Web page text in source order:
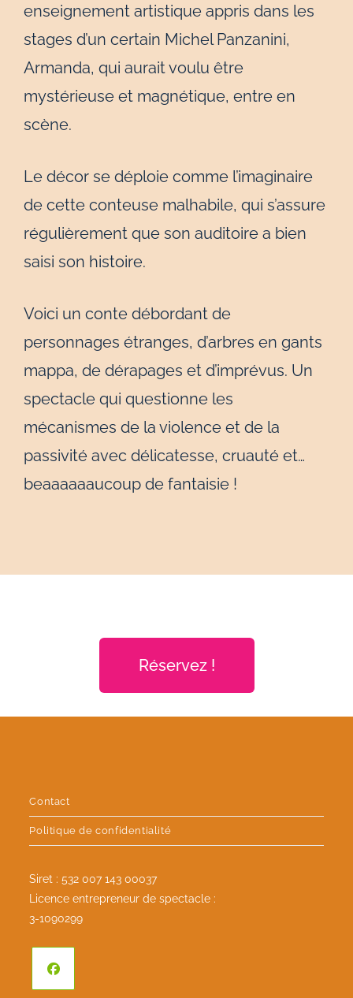
enseignement artistique appris dans les
stages d’un certain Michel Panzanini,
Armanda, qui aurait voulu être
mystérieuse et magnétique, entre en
scène.
Le décor se déploie comme l’imaginaire
de cette conteuse malhabile, qui s’assure
régulièrement que son auditoire a bien
saisi son histoire.
Voici un conte débordant de
personnages étranges, d’arbres en gants
mappa, de dérapages et d’imprévus. Un
spectacle qui questionne les
mécanismes de la violence et de la
passivité avec délicatesse, cruauté et…
beaaaaaaucoup de fantaisie !
Réservez !
Contact
Politique de confidentialité
Siret : 532 007 143 00037
Licence entrepreneur de spectacle :
3-1090299